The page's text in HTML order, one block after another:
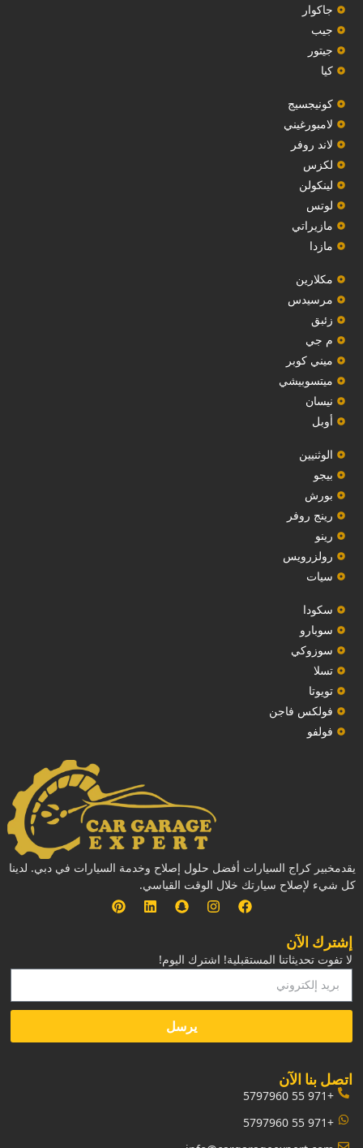
جاكوار
جيب
‏جيتور‏
كيا
‏كونيجسيج‏
لامبورغيني
لاند روفر
لكزس
لينكولن
‏لوتس‏
مازيراتي
مازدا
مكلارين
مرسيدس
‏زئبق‏
م جي
ميني كوبر
ميتسوبيشي
نيسان
أوبل
‏الوثنيين‏
بيجو
بورش
رينج روفر
رينو
رولزرويس
سيات
سكودا
‏سوبارو‏
سوزوكي
تسلا
تويوتا
فولكس فاجن
فولفو
يقدمخبير كراج السيارات أفضل حلول إصلاح وخدمة السيارات في دبي. لدينا
كل شيء لإصلاح سيارتك خلال الوقت القياسي.
إشترك الآن
لا تفوت تحديثاتنا المستقبلية! اشترك اليوم!
يرسل
‏اتصل بنا الآن‏
+971 55 5797960
+971 55 5797960